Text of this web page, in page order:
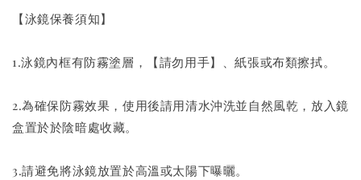
【泳鏡保養須知】
1.泳鏡內框有防霧塗層，【請勿用手】、紙張或布類擦拭。
2.為確保防霧效果，使用後請用清水沖洗並自然風乾，放入鏡
盒置於於陰暗處收藏。
3.請避免將泳鏡放置於高溫或太陽下曝曬。